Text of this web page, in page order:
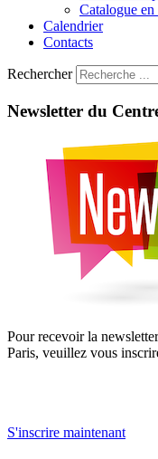
Catalogue en
Calendrier
Contacts
Rechercher
Newsletter du
Pour recevoir la
Paris, veuillez vous
S'inscrire maintenant